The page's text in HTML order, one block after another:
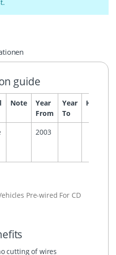
guide
Note
Year
From
Year
To
2003
Pre-wired For CD
cutting of wires